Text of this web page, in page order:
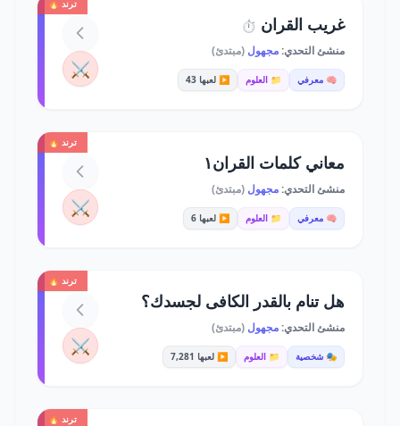
ترند 🔥
غريب القران ⏱️
منشئ التحدي:مجهول (مبتدئ)
🧠 معرفي 📁 العلوم ▶️ لعبها 43 ⚔️
ترند 🔥
معاني كلمات القران١
منشئ التحدي:مجهول (مبتدئ)
🧠 معرفي 📁 العلوم ▶️ لعبها 6 ⚔️
ترند 🔥
هل تنام بالقدر الكافى لجسدك؟
منشئ التحدي:مجهول (مبتدئ)
🎭 شخصية 📁 العلوم ▶️ لعبها 7,281 ⚔️
ترند 🔥